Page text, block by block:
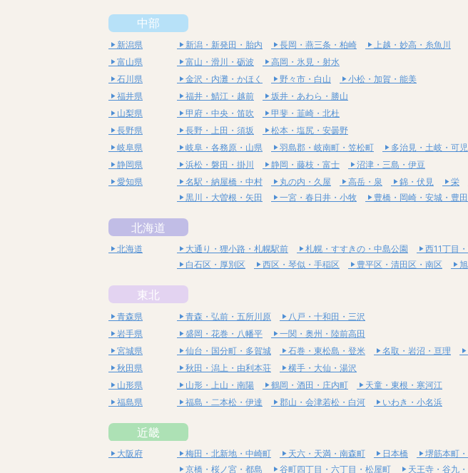
中部
新潟県 新潟・新発田・胎内 長岡・燕三条・柏崎
上越・妙高・糸魚川
富山県
富山・滑川・砺波
高岡・氷見・射水
石川県
金沢・内灘・かほく 野々市・白山
小松・加賀・能美
福井県
福井・鯖江・越前
坂井・あわら・勝山
山梨県
甲府・中央・笛吹
甲斐・韮崎・北杜
長野県
長野・上田・須坂
松本・塩尻・安曇野
岐阜県
岐阜・各務原・山県 羽島郡・岐南町・笠松町 多治見・土岐・可児
静岡県
浜松・磐田・掛川 静岡・藤枝・富士
沼津・三島・伊豆
愛知県
名駅・納屋橋・中村 丸の内・久屋 高岳・泉 錦・伏見 栄
黒川・大曽根・矢田
一宮・春日井・小牧 豊橋・岡崎・安城・豊田
北海道
北海道 大通り・狸小路・札幌駅前 札幌・すすきの・中島公園 西11丁目
白石区・厚別区
西区・琴似・手稲区 豊平区・清田区・南区
東北
青森県 青森・弘前・五所川原
八戸・十和田・三沢
岩手県
盛岡・花巻・八幡平
一関・奥州・陸前高田
宮城県
仙台・国分町・多賀城 石巻・東松島・登米 名取・岩沼・亘理
秋田県
秋田・潟上・由利本荘
横手・大仙・湯沢
山形県
山形・上山・南陽 鶴岡・酒田・庄内町
天童・東根・寒河江
福島県
福島・二本松・伊達 郡山・会津若松・白河 いわき・小名浜
近畿
大阪府 梅田・北新地・中崎町 天六・天満・南森町 日本橋 堺筋本町
京橋・桜ノ宮・都島
谷町四丁目・六丁目・松屋町 天王寺・谷九